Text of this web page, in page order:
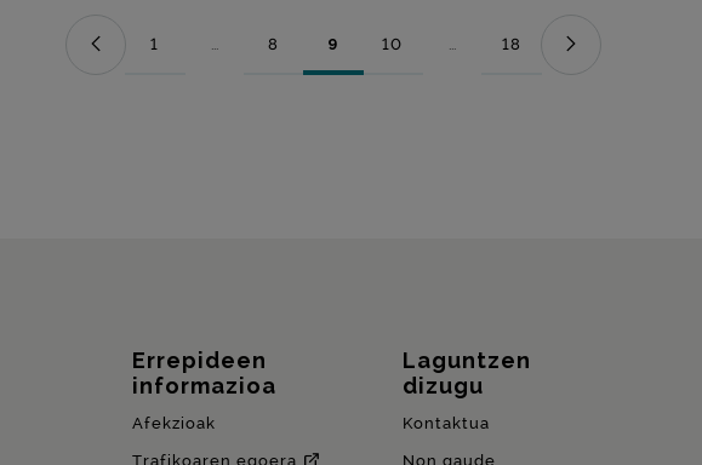
Orrialdea
1 ...
Bitarteko orriak Use TAB to navigate.
Orrialdea
8 Orrialdea
9 Orrialdea
10 ...
Bitarteko orriak Use TAB to
Orrialdea
18
Errepideen
informazioa
Afekzioak
Trafikoaren egoera
Laguntzen
dizugu
Kontaktua
Non gaude